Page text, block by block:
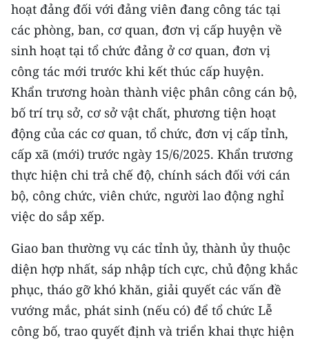
hoạt đảng đối với đảng viên đang công tác tại
các phòng, ban, cơ quan, đơn vị cấp huyện về
sinh hoạt tại tổ chức đảng ở cơ quan, đơn vị
công tác mới trước khi kết thúc cấp huyện.
Khẩn trương hoàn thành việc phân công cán bộ,
bố trí trụ sở, cơ sở vật chất, phương tiện hoạt
động của các cơ quan, tổ chức, đơn vị cấp tỉnh,
cấp xã (mới) trước ngày 15/6/2025. Khẩn trương
thực hiện chi trả chế độ, chính sách đối với cán
bộ, công chức, viên chức, người lao động nghỉ
việc do sắp xếp.
Giao ban thường vụ các tỉnh ủy, thành ủy thuộc
diện hợp nhất, sáp nhập tích cực, chủ động khắc
phục, tháo gỡ khó khăn, giải quyết các vấn đề
vướng mắc, phát sinh (nếu có) để tổ chức Lễ
công bố, trao quyết định và triển khai thực hiện